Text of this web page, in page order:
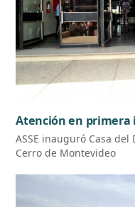
Atención en primera
ASSE inauguró Casa
Cerro de Montevideo